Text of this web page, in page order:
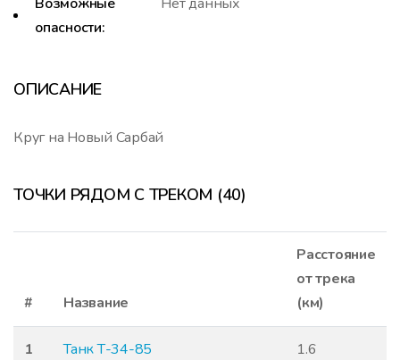
опасности:
ОПИСАНИЕ
Круг на Новый Сарбай
ТОЧКИ РЯДОМ С ТРЕКОМ (40)
# Название
Расстояние
от трека
(км)
1 Танк Т-34-85 1.6